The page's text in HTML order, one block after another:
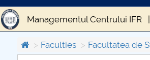
Managementul Centrului IFR
Faculties Facultatea de